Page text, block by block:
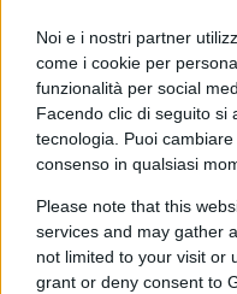
Noi e i nostri partner
come i cookie per
funzionalità per social
Facendo clic di seguito si
tecnologia. Puoi
consenso in qualsiasi
Please note that this
services and may gather
not limited to your visit or
grant or deny consent to
occuparsi di zanzare
che forse sa fare
successo, e magari
all’Imperial College,
all’ospedale sarà
sanitario”.